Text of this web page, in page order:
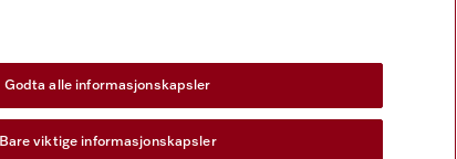
Godta alle informasjonskapsler
Bare viktige informasjonskapsler